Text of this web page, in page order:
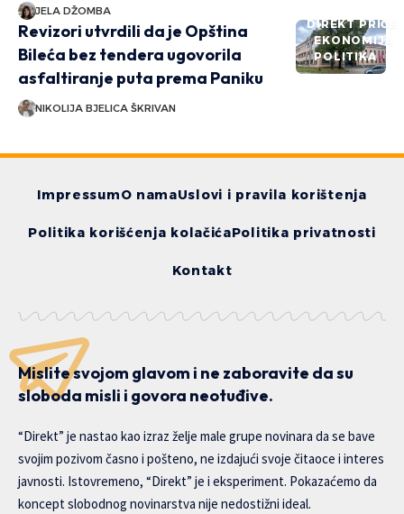
JELA DŽOMBA
DIREKT PRIČE
EKONOMIJA
POLITIKA
Revizori utvrdili da je Opština
Bileća bez tendera ugovorila
asfaltiranje puta prema Paniku
NIKOLIJA BJELICA ŠKRIVAN
ImpressumO namaUslovi i pravila korištenja
Politika korišćenja kolačićaPolitika privatnosti
Kontakt
Mislite svojom glavom i ne zaboravite da su
sloboda misli i govora neotuđive.
“Direkt” je nastao kao izraz želje male grupe novinara da se bave
svojim pozivom časno i pošteno, ne izdajući svoje čitaoce i interes
javnosti. Istovremeno, “Direkt” je i eksperiment. Pokazaćemo da
koncept slobodnog novinarstva nije nedostižni ideal.